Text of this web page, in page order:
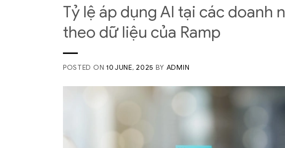
Tỷ lệ áp dụng AI tại các doanh
theo dữ liệu của Ramp
POSTED ON 10 JUNE, 2025 BY ADMIN